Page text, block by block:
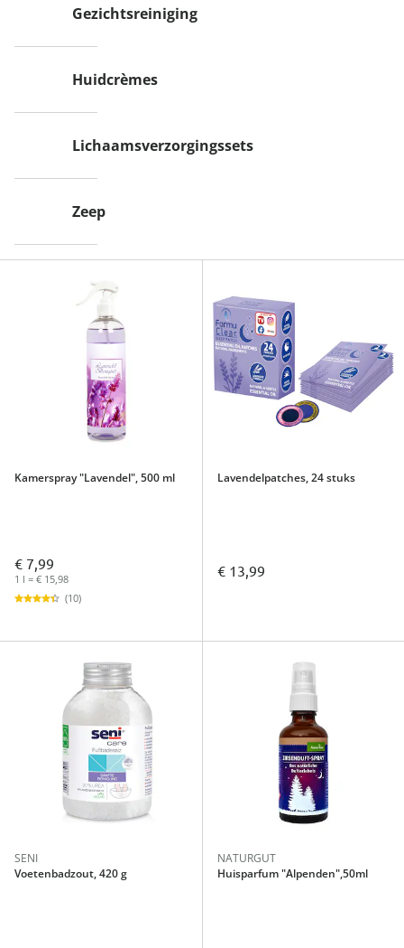
Gezichtsreiniging
Huidcrèmes
Lichaamsverzorgingssets
Zeep
Kamerspray "Lavendel", 500 ml
€ 7,99
1 l = € 15,98
(10)
Lavendelpatches, 24 stuks
€ 13,99
SENI
Voetenbadzout, 420 g
NATURGUT
Huisparfum "Alpenden",50ml